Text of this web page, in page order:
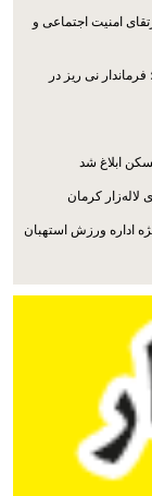
امنیت اجتماعی و
نی ریز در
ابلاغ شد
اداره ورزش استهبان